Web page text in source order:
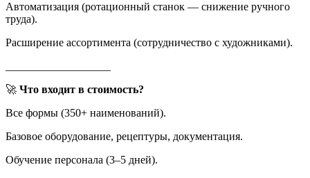
Автоматизация (ротационный станок — снижение ручного
труда).
Расширение ассортимента (сотрудничество с художниками).
🚀 Что входит в стоимость?
Все формы (350+ наименований).
Базовое оборудование, рецептуры, документация.
Обучение персонала (3–5 дней).